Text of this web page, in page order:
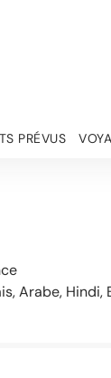
PRÉVUS
Arabe, Hindi,